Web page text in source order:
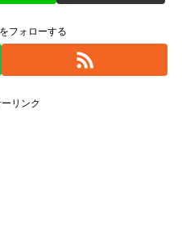
フォローする
リンク